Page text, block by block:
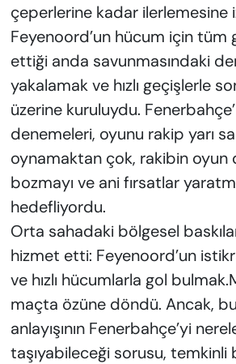
çeperlerine kadar ilerlemesine
Feyenoord’un hücum için tüm
ettiği anda savunmasındaki
yakalamak ve hızlı geçişlerle
üzerine kuruluydu.
denemeleri, oyunu rakip yarı
oynamaktan çok, rakibin oyun
bozmayı ve ani fırsatlar
hedefliyordu.
Orta sahadaki bölgesel
hizmet etti: Feyenoord’un
ve hızlı hücumlarla gol
maçta özüne döndü. Ancak,
anlayışının Fenerbahçe’yi
taşıyabileceği sorusu, temkinli